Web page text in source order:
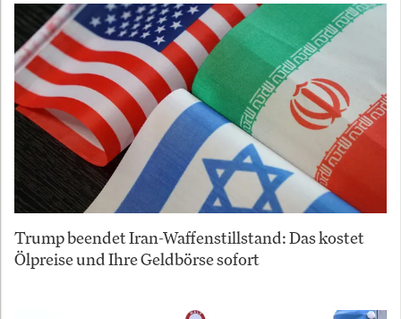
Trump beendet Iran-Waffenstillstand: Das kostet
Ölpreise und Ihre Geldbörse sofort